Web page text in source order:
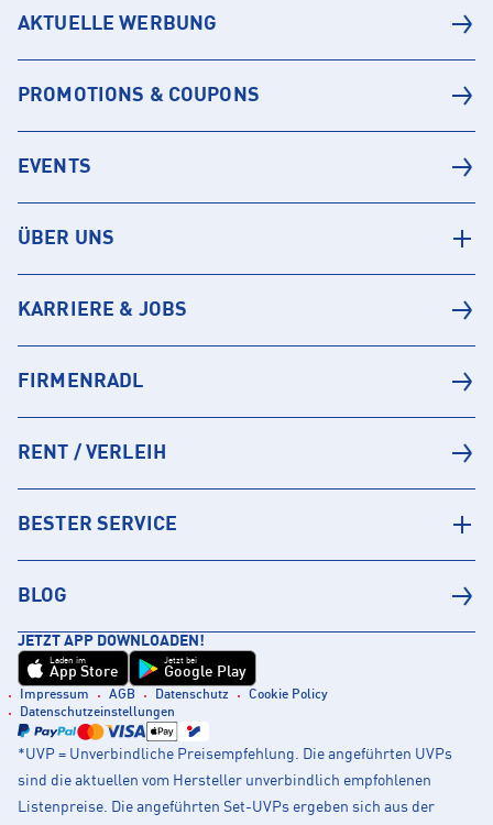
AKTUELLE WERBUNG
PROMOTIONS & COUPONS
EVENTS
ÜBER UNS
KARRIERE & JOBS
FIRMENRADL
RENT / VERLEIH
BESTER SERVICE
BLOG
JETZT APP DOWNLOADEN!
Laden im
App Store
Jetzt bei
Google Play
Impressum AGB Datenschutz
Cookie Policy
Datenschutzeinstellungen
*UVP = Unverbindliche Preisempfehlung. Die angeführten UVPs
sind die aktuellen vom Hersteller unverbindlich empfohlenen
Listenpreise. Die angeführten Set-UVPs ergeben sich aus der